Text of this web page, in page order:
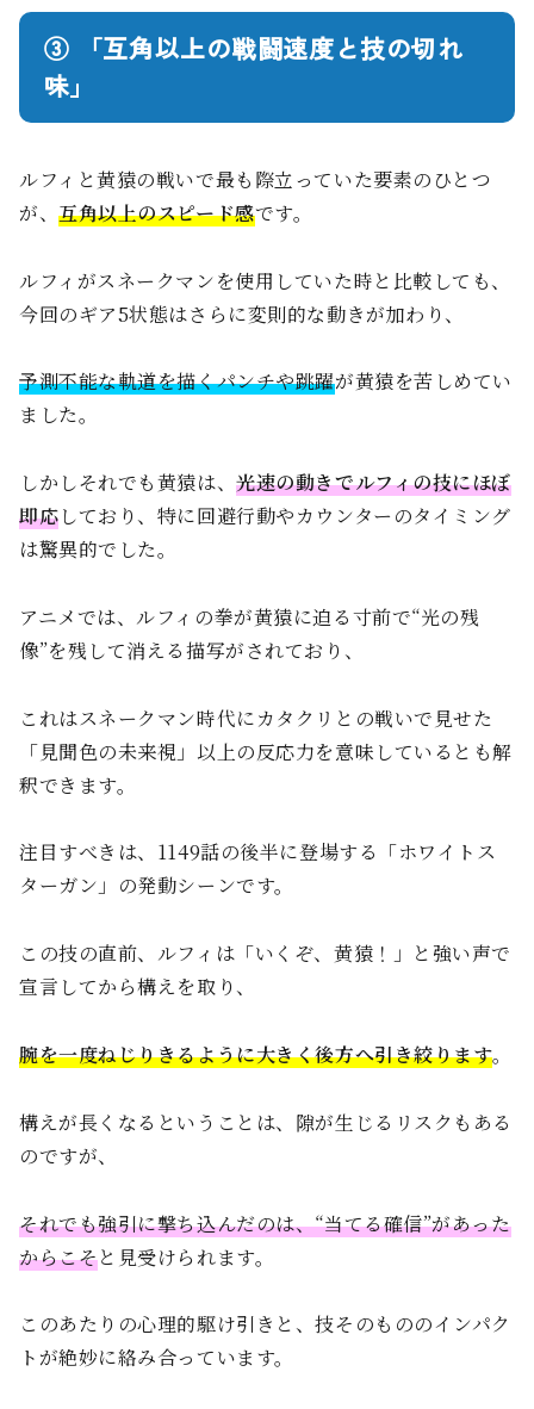
③ 「互角以上の戦闘速度と技の切れ
味」
ルフィと黄猿の戦いで最も際立っていた要素のひとつ
が、互角以上のスピード感です。
ルフィがスネークマンを使用していた時と比較しても、
今回のギア5状態はさらに変則的な動きが加わり、
予測不能な軌道を描くパンチや跳躍が黄猿を苦しめてい
ました。
しかしそれでも黄猿は、光速の動きでルフィの技にほぼ
即応しており、特に回避行動やカウンターのタイミング
は驚異的でした。
アニメでは、ルフィの拳が黄猿に迫る寸前で“光の残
像”を残して消える描写がされており、
これはスネークマン時代にカタクリとの戦いで見せた
「見聞色の未来視」以上の反応力を意味しているとも解
釈できます。
注目すべきは、1149話の後半に登場する「ホワイトス
ターガン」の発動シーンです。
この技の直前、ルフィは「いくぞ、黄猿！」と強い声で
宣言してから構えを取り、
腕を一度ねじりきるように大きく後方へ引き絞ります。
構えが長くなるということは、隙が生じるリスクもある
のですが、
それでも強引に撃ち込んだのは、“当てる確信”があった
からこそと見受けられます。
このあたりの心理的駆け引きと、技そのもののインパク
トが絶妙に絡み合っています。